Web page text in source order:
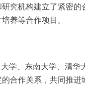
究机构建立了紧密的
养等合作项目。
学、东南大学、清华
合作关系，共同推进